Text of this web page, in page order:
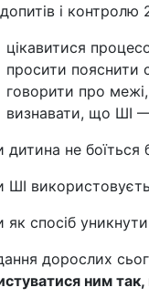
і контролю
цікавитися
просити пояснити
говорити про
визнавати, що ШІ
дитина не
ШІ
як спосіб
дорослих
ним